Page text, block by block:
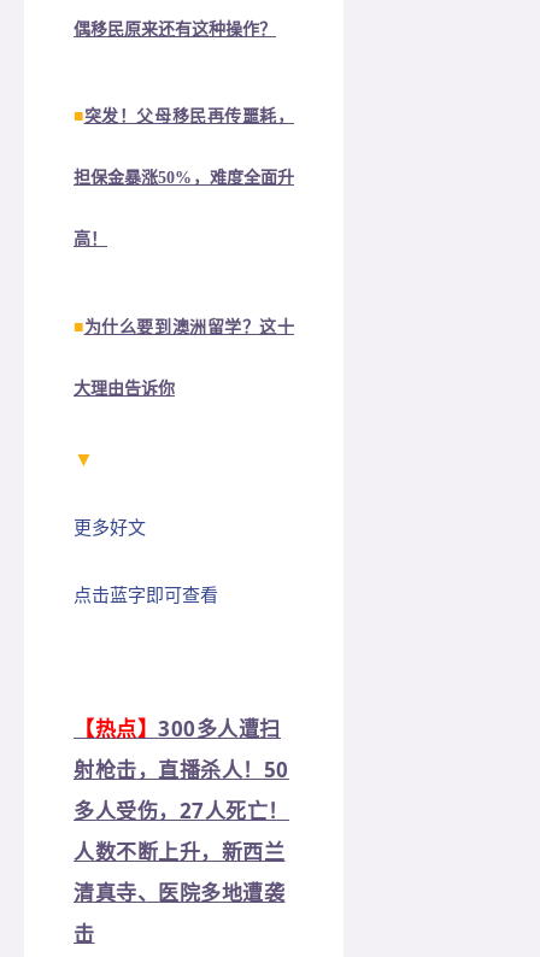
偶移民原来还有这种操作？
■突发！父母移民再传噩耗，
担保金暴涨50%，难度全面升
高！
■为什么要到澳洲留学？这十
大理由告诉你
▼
更多好文
点击蓝字即可查看
【热点】300多人遭扫
射枪击，直播杀人！50
多人受伤，27人死亡！
人数不断上升，新西兰
清真寺、医院多地遭袭
击